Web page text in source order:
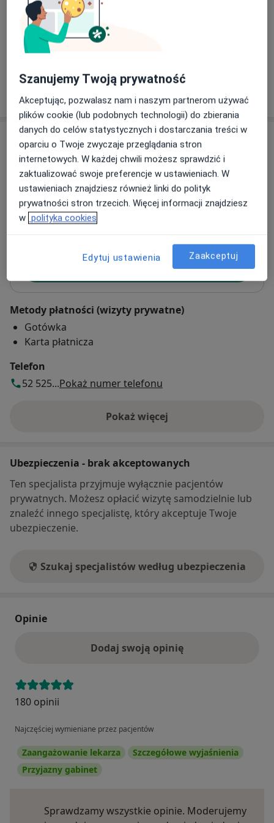
Usługi i ceny
Konsultacja dermatologiczna
280 zł Szczegóły
W jaki sposób ustalane są ceny?
Adres
Elderm Wysoccy
Glinki 81, 85-861 Bydgoszcz
Dostępność
Pokaż kalendarz
Metody płatności (wizyty prywatne)
Gotówka
Karta płatnicza
Telefon
52 525...Pokaż numer telefonu
Pokaż więcej
o adresie
Ubezpieczenia - brak akceptowanych
Ten specjalista przyjmuje wyłącznie pacjentów
prywatnych. Możesz opłacić wizytę samodzielnie lub
znaleźć innego specjalistę, który akceptuje Twoje
ubezpieczenie.
Szukaj specjalistów według ubezpieczenia
Opinie
Dodaj swoją opinię
180 opinii
Najczęściej wymieniane przez pacjentów
Zaangażowanie lekarza
Szczegółowe wyjaśnienia
Przyjazny gabinet
Sprawdzamy wszystkie opinie. Moderujemy
Szanujemy Twoją prywatność
Akceptując, pozwalasz nam i naszym partnerom używać
plików cookie (lub podobnych technologii) do zbierania
danych do celów statystycznych i dostarczania treści w
oparciu o Twoje zwyczaje przeglądania stron
internetowych. W każdej chwili możesz sprawdzić i
zaktualizować swoje preferencje w ustawieniach. W
ustawieniach znajdziesz również linki do polityk
prywatności stron trzecich. Więcej informacji znajdziesz
w polityka cookies
Edytuj ustawienia Zaakceptuj